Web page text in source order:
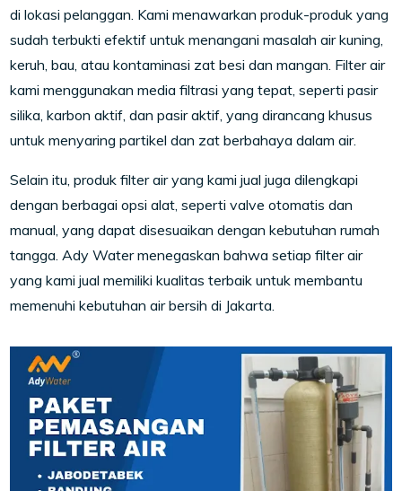
di lokasi pelanggan. Kami menawarkan produk-produk yang
sudah terbukti efektif untuk menangani masalah air kuning,
keruh, bau, atau kontaminasi zat besi dan mangan. Filter air
kami menggunakan media filtrasi yang tepat, seperti pasir
silika, karbon aktif, dan pasir aktif, yang dirancang khusus
untuk menyaring partikel dan zat berbahaya dalam air.
Selain itu, produk filter air yang kami jual juga dilengkapi
dengan berbagai opsi alat, seperti valve otomatis dan
manual, yang dapat disesuaikan dengan kebutuhan rumah
tangga. Ady Water menegaskan bahwa setiap filter air
yang kami jual memiliki kualitas terbaik untuk membantu
memenuhi kebutuhan air bersih di Jakarta.